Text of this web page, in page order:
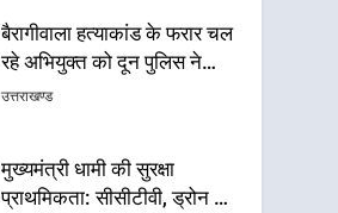
बैरागीवाला हत्याकांड के फरार चल
रहे अभियुक्त को दून पुलिस ने
हरिद्वार से किया गिरफ्तार
उत्तराखण्ड
मुख्यमंत्री धामी की सुरक्षा
प्राथमिकता: सीसीटीवी, ड्रोन और